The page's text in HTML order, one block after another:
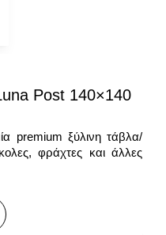
Post 140×140
premium ξύλινη τάβλα/
φράχτες και άλλες